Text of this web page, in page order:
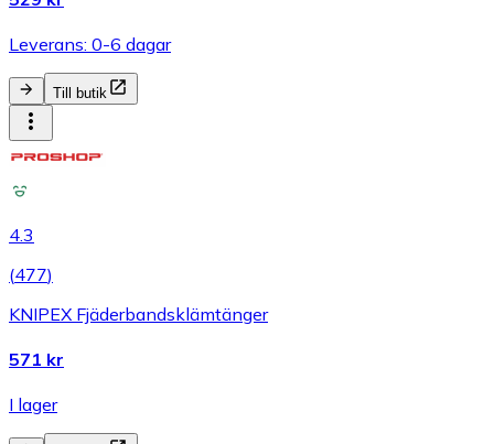
Leverans: 0-6 dagar
Till butik
4.3
(477)
KNIPEX Fjäderbandsklämtänger
571 kr
I lager